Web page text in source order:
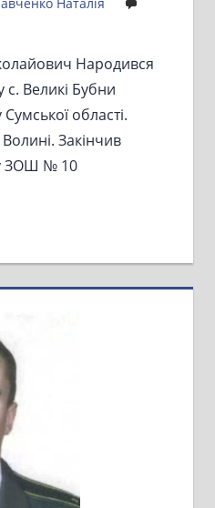
Народився
с. Великі Бубни
області.
Закінчив
ЗОШ № 10